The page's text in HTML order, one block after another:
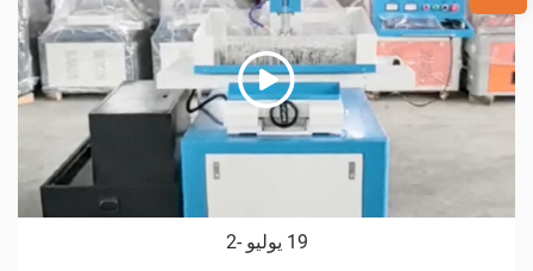
19 يوليو -2